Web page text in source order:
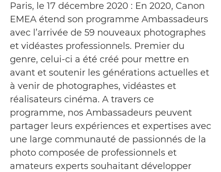
Paris, le 17 décembre 2020 : En 2020, Canon
EMEA étend son programme Ambassadeurs
avec l’arrivée de 59 nouveaux photographes
et vidéastes professionnels. Premier du
genre, celui-ci a été créé pour mettre en
avant et soutenir les générations actuelles et
à venir de photographes, vidéastes et
réalisateurs cinéma. A travers ce
programme, nos Ambassadeurs peuvent
partager leurs expériences et expertises avec
une large communauté de passionnés de la
photo composée de professionnels et
amateurs experts souhaitant développer